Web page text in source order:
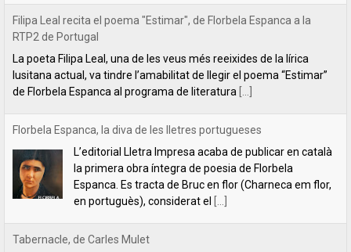
Filipa Leal recita el poema "Estimar", de Florbela Espanca a la
RTP2 de Portugal
La poeta Filipa Leal, una de les veus més reeixides de la lírica
lusitana actual, va tindre l’amabilitat de llegir el poema “Estimar”
de Florbela Espanca al programa de literatura
Florbela Espanca, la diva de les lletres portugueses
L’editorial Lletra Impresa acaba de publicar en català
la primera obra íntegra de poesia de Florbela
Espanca. Es tracta de Bruc en flor (Charneca em flor,
en portuguès), considerat el
Tabernacle, de Carles Mulet